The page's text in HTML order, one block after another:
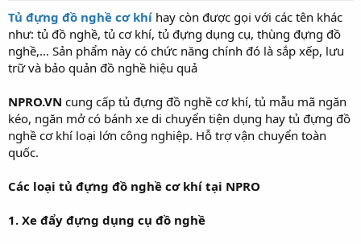
Tủ đựng đồ nghề cơ khí hay còn được gọi với các tên khác
như: tủ đồ nghề, tủ cơ khí, tủ đựng dụng cụ, thùng đựng đồ
nghề,… Sản phẩm này có chức năng chính đó là sắp xếp, lưu
trữ và bảo quản đồ nghề hiệu quả
NPRO.VN cung cấp tủ đựng đồ nghề cơ khí, tủ mẫu mã ngăn
kéo, ngăn mở có bánh xe di chuyển tiện dụng hay tủ đựng đồ
nghề cơ khí loại lớn công nghiệp. Hỗ trợ vận chuyển toàn
quốc.
Các loại tủ đựng đồ nghề cơ khí tại NPRO
1. Xe đẩy đựng dụng cụ đồ nghề